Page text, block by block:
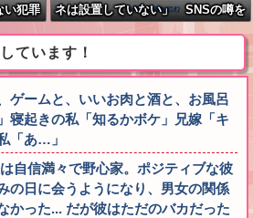
い犯罪
」
ネは設置していない」 SNSの噂を
ています！
ゲームと、いいお肉と酒と、お風呂
寝起きの私「知るかボケ」兄嫁「キ
「あ…」
自信満々で野心家。ポジティブな彼
の日に会うようになり、男女の関係
かった... だが彼はただのバカだった